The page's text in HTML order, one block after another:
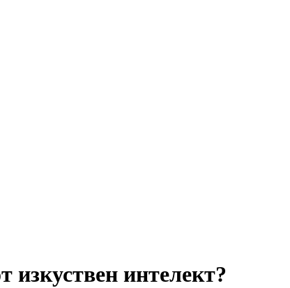
изкуствен интелект?